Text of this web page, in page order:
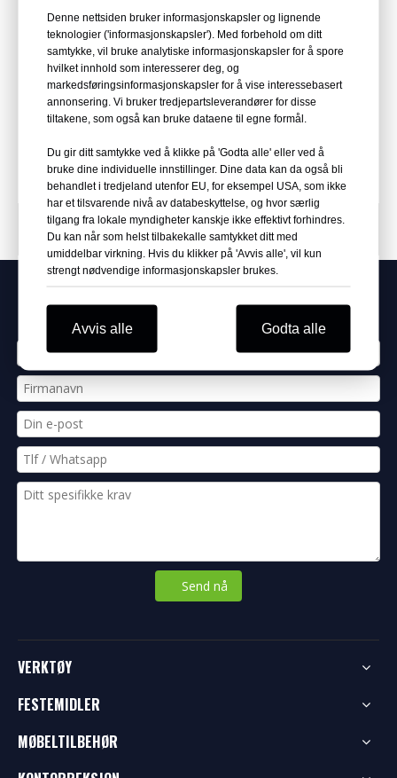
Rullende sikksakk sofafjær
Spørre
PRODUKTKATEGORIER
Bruk vårt beste tilbud
Send nå
VERKTØY
FESTEMIDLER
MØBELTILBEHØR
Denne nettsiden bruker informasjonskapsler og lignende
teknologier ('informasjonskapsler'). Med forbehold om ditt
samtykke, vil bruke analytiske informasjonskapsler for å spore
hvilket innhold som interesserer deg, og
markedsføringsinformasjonskapsler for å vise interessebasert
annonsering. Vi bruker tredjepartsleverandører for disse
tiltakene, som også kan bruke dataene til egne formål.
Du gir ditt samtykke ved å klikke på 'Godta alle' eller ved å
bruke dine individuelle innstillinger. Dine data kan da også bli
behandlet i tredjeland utenfor EU, for eksempel USA, som ikke
har et tilsvarende nivå av databeskyttelse, og hvor særlig
tilgang fra lokale myndigheter kanskje ikke effektivt forhindres.
Du kan når som helst tilbakekalle samtykket ditt med
umiddelbar virkning. Hvis du klikker på 'Avvis alle', vil kun
strengt nødvendige informasjonskapsler brukes.
Avvis alle Godta alle